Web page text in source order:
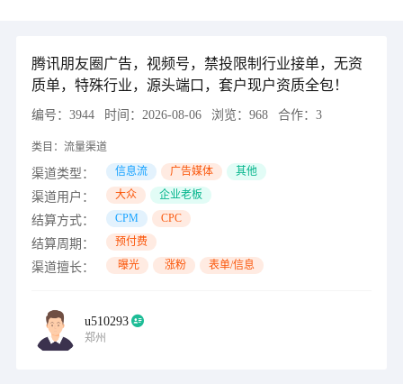
腾讯朋友圈广告，视频号，禁投限制行业接单，无资
质单，特殊行业，源头端口，套户现户资质全包！
编号： 3944 时间： 2026-08-06 浏览： 968 合作： 3
类目： 流量渠道
渠道类型： 信息流 广告媒体 其他
渠道用户： 大众 企业老板
结算方式： CPM CPC
结算周期： 预付费
渠道擅长： 曝光 涨粉 表单/信息
u510293
郑州